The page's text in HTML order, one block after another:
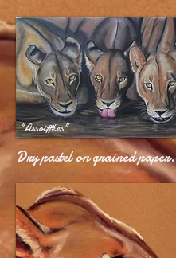
"Assoiffées"
Dry pastel on grained paper.